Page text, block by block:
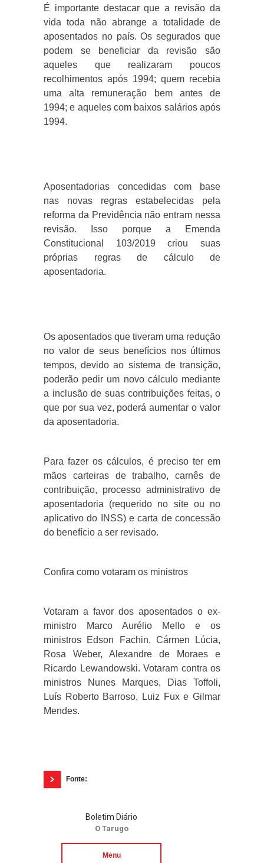
É importante destacar que a revisão da
vida toda não abrange a totalidade de
aposentados no país. Os segurados que
podem se beneficiar da revisão são
aqueles que realizaram poucos
recolhimentos após 1994; quem recebia
uma alta remuneração bem antes de
1994; e aqueles com baixos salários após
1994.
Aposentadorias concedidas com base
nas novas regras estabelecidas pela
reforma da Previdência não entram nessa
revisão. Isso porque a Emenda
Constitucional 103/2019 criou suas
próprias regras de cálculo de
aposentadoria.
Os aposentados que tiveram uma redução
no valor de seus benefícios nos últimos
tempos, devido ao sistema de transição,
poderão pedir um novo cálculo mediante
a inclusão de suas contribuições feitas, o
que por sua vez, poderá aumentar o valor
da aposentadoria.
Para fazer os cálculos, é preciso ter em
mãos carteiras de trabalho, carnês de
contribuição, processo administrativo de
aposentadoria (requerido no site ou no
aplicativo do INSS) e carta de concessão
do benefício a ser revisado.
Confira como votaram os ministros
Votaram a favor dos aposentados o ex-
ministro Marco Aurélio Mello e os
ministros Edson Fachin, Cármen Lúcia,
Rosa Weber, Alexandre de Moraes e
Ricardo Lewandowski. Votaram contra os
ministros Nunes Marques, Dias Toffoli,
Luís Roberto Barroso, Luiz Fux e Gilmar
Mendes.
Fonte:
Boletim Diário
O Tarugo
Menu